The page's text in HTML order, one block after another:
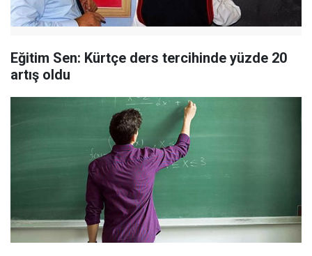
Eğitim Sen: Kürtçe ders tercihinde yüzde 20
artış oldu